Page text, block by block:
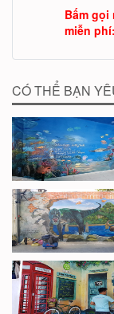
Bấm
miễn phí:
CÓ THỂ BẠN